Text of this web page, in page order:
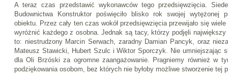
A teraz czas przedstawić wykonawców tego przedsięwzięcia.
Budownictwa Konstruktor poświęciło blisko rok swojej wytężonej
obiektu. Przez cały ten czas wokół przedsięwzięcia przewijało się
wyróżnić każdego z osobna. Jednak są tacy, którzy podjęli
to: niestrudzony Marcin Serwach, zaradny Damian Pancyk, oraz
Mateusz Stawicki, Hubert Szulc i Wiktor Sporczyk. Nie umniejszając
dla Oli Brzóski za ogromne zaangażowanie. Pragniemy również w
podziękowania osobom, bez których nie byłoby możliwe stworzenie tej